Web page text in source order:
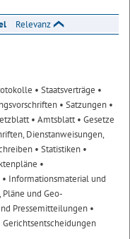
Relevanz
• Staatsverträge •
• Satzungen •
• Amtsblatt• Gesetze
Dienstanweisungen,
• Statistiken •
•
• Informationsmaterial und
Pläne und Geo-
Pressemitteilungen •
Gerichtsentscheidungen